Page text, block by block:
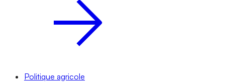
Politique agricole